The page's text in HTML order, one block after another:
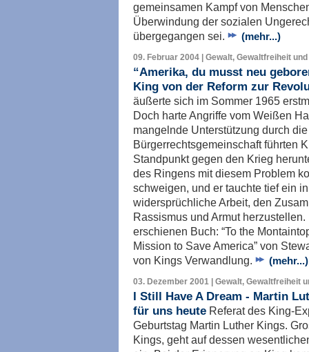
gemeinsamen Kampf von
Überwindung der sozialen
übergegangen sei.
(mehr...)
09. Februar 2004 | Gewalt, Gewaltfreiheit
“Amerika, du musst neu
King von der Reform zur
äußerte sich im Sommer 1965
Doch harte Angriffe vom Weißen
mangelnde Unterstützung durch
Bürgerrechtsgemeinschaft führten
Standpunkt gegen den Krieg
des Ringens mit diesem Problem
schweigen, und er tauchte tief ein
widersprüchliche Arbeit, den
Rassismus und Armut
erschienen Buch: “To the
Mission to Save America” von
von Kings Verwandlung.
(mehr...)
03. Dezember 2001 | Gewalt, Gewaltfreiheit
I Still Have A Dream - Martin
für uns heute Referat des King-
Geburtstag Martin Luther Kings.
Kings, geht auf dessen